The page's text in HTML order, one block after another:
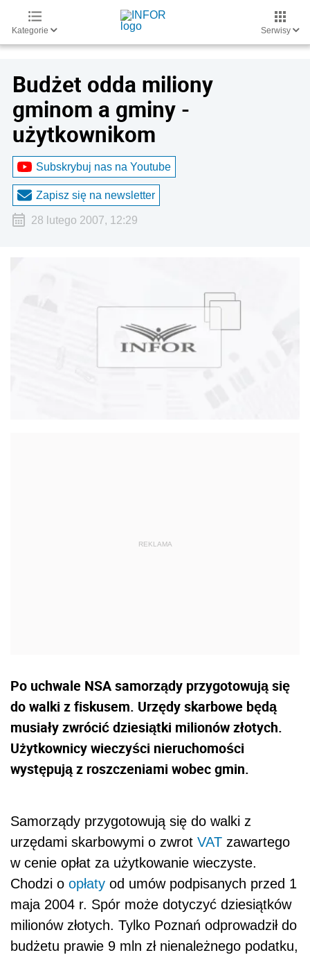
Kategorie Serwisy
Budżet odda miliony
gminom a gminy -
użytkownikom
Subskrybuj nas na Youtube
Zapisz się na newsletter
28 lutego 2007, 12:29
Po uchwale NSA samorządy przygotowują się
do walki z fiskusem. Urzędy skarbowe będą
musiały zwrócić dziesiątki milionów złotych.
Użytkownicy wieczyści nieruchomości
występują z roszczeniami wobec gmin.
Samorządy przygotowują się do walki z
urzędami skarbowymi o zwrot VAT zawartego
w cenie opłat za użytkowanie wieczyste.
Chodzi o opłaty od umów podpisanych przed 1
maja 2004 r. Spór może dotyczyć dziesiątków
milionów złotych. Tylko Poznań odprowadził do
budżetu prawie 9 mln zł nienależnego podatku,